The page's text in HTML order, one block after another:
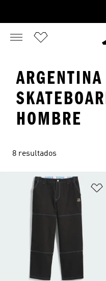
ARGENTINA
HOMBRE
8 resultados